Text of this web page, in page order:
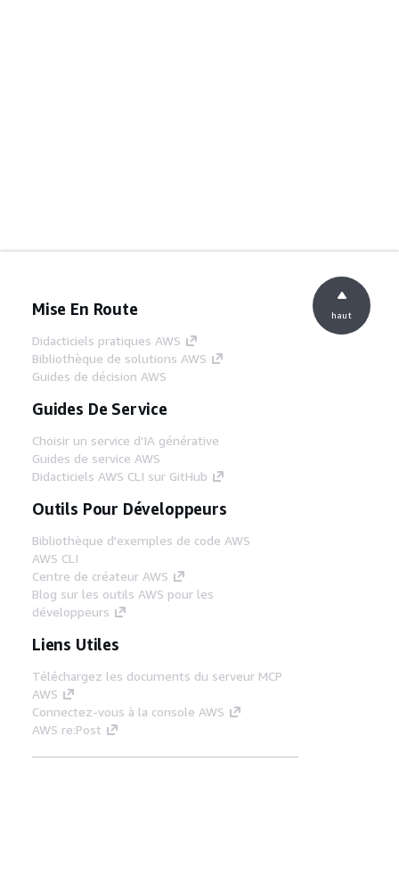
Mise En Route
Didacticiels pratiques AWS
Bibliothèque de solutions AWS
Guides de décision AWS
Guides De Service
Choisir un service d'IA générative
Guides de service AWS
Didacticiels AWS CLI sur GitHub
Outils Pour Développeurs
Bibliothèque d'exemples de code AWS
AWS CLI
Centre de créateur AWS
Blog sur les outils AWS pour les
développeurs
Liens Utiles
Téléchargez les documents du serveur MCP
AWS
Connectez-vous à la console AWS
AWS re:Post
haut